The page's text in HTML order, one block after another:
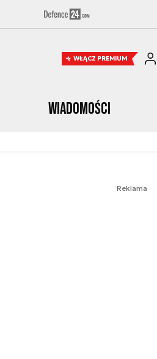
WŁĄCZ PREMIUM
Wiadomości
Reklama